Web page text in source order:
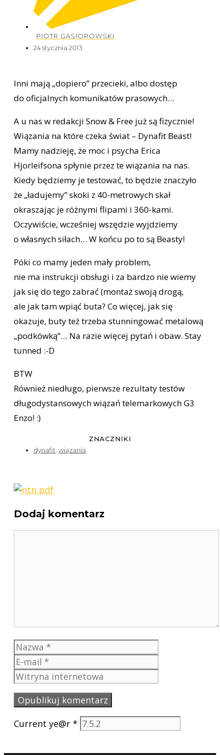
PIOTR GĄSIOROWSKI
24 stycznia 2013
Inni mają „dopiero” przecieki, albo dostęp
do oficjalnych komunikatów prasowych…
A u nas w redakcji Snow & Free już są fizycznie!
Wiązania na które czeka świat – Dynafit Beast!
Mamy nadzieję, że moc i psycha Erica
Hjorleifsona spłynie przez te wiązania na nas.
Kiedy będziemy je testować, to będzie znaczyło
że „ładujemy” skoki z 40-metrowych skał
okraszając je różnymi flipami i 360-kami.
Oczywiście, wcześniej wszędzie wyjdziemy
o własnych siłach… W końcu po to są Beasty!
Póki co mamy jeden mały problem,
nie ma instrukcji obsługi i za bardzo nie wiemy
jak się do tego zabrać (montaż swoją drogą,
ale jak tam wpiąć buta? Co więcej, jak się
okazuje, buty też trzeba stunningować metalową
„podkówką”… Na razie więcej pytań i obaw. Stay
tunned :-D
BTW
Również niedługo, pierwsze rezultaty testów
długodystansowych wiązań telemarkowych G3
Enzo! :)
ZNACZNIKI
dynafit wiązania
Dodaj komentarz
Nazwa
mail
internetowa
Current ye@r *